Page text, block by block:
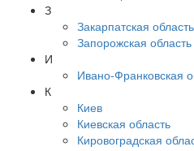
З
Закарпатская область
Запорожская область
И
Ивано-Франковская
К
Киев
Киевская область
Кировоградская